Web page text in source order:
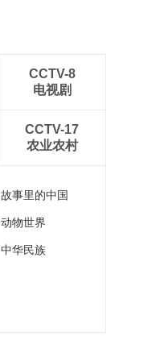
CCTV-8
电视剧
CCTV-17
农业农村
故事里的中国
动物世界
中华民族